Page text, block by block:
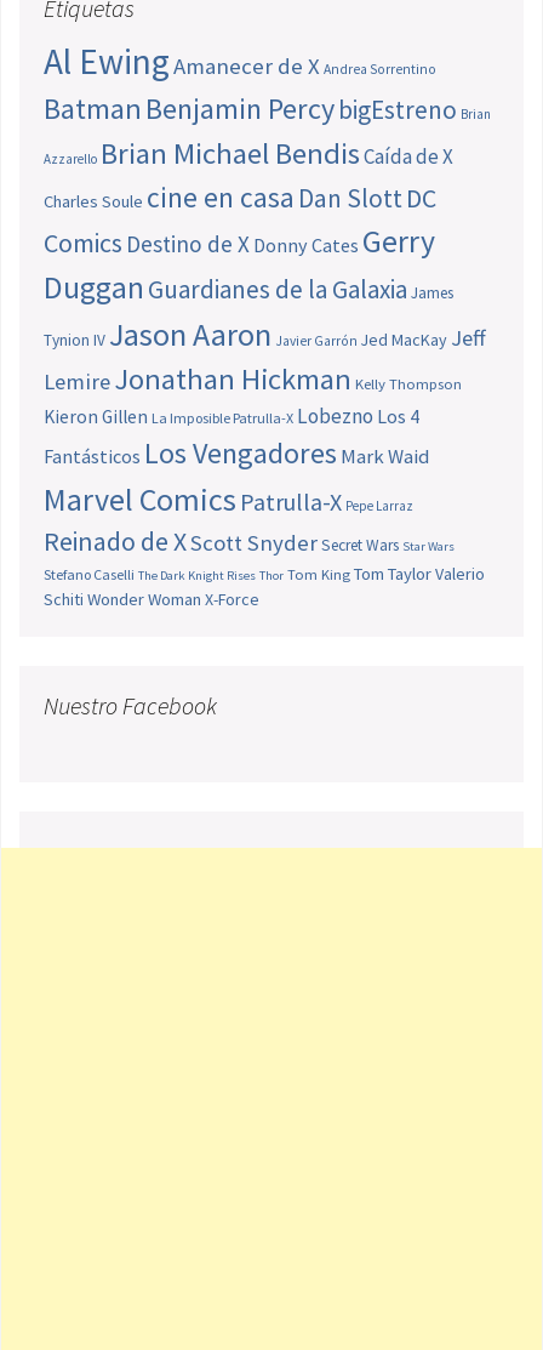
Etiquetas
Al EwingAmanecer de X Andrea Sorrentino
Batman Benjamin PercybigEstreno Brian
Azzarello Brian Michael BendisCaída de X
Charles Soule cine en casa Dan SlottDC
Comics Destino de X Donny Cates Gerry
Duggan Guardianes de la Galaxia James
Tynion IV Jason Aaron Javier Garrón Jed MacKay Jeff
LemireJonathan Hickman Kelly Thompson
Kieron Gillen La Imposible Patrulla-X Lobezno Los 4
Fantásticos Los Vengadores Mark Waid
Marvel Comics Patrulla-X Pepe Larraz
Reinado de XScott SnyderSecret Wars Star Wars
Stefano Caselli The Dark Knight Rises Thor Tom King Tom TaylorValerio
Schiti Wonder Woman X-Force
Nuestro Facebook